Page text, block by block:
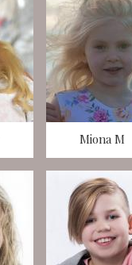
Miona M